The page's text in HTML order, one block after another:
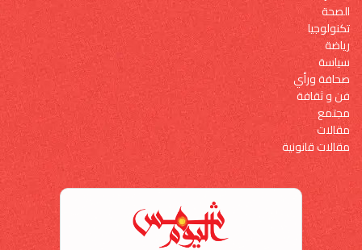
الصحة
تكنولوجيا
رياضة
سياسة
صحافة ورأي
فن و ثقافة
مجتمع
مقالات
مقالات قانونية